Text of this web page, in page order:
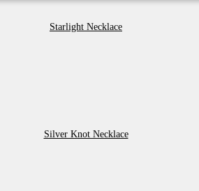
Starlight Necklace
Silver Knot Necklace